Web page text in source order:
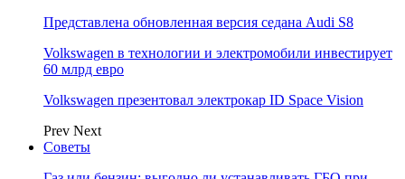
Представлена обновленная версия седана Audi S8
Volkswagen в технологии и электромобили инвестирует
60 млрд евро
Volkswagen презентовал электрокар ID Space Vision
Prev Next
Советы